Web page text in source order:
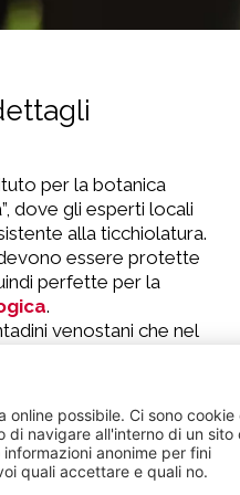
per la botanica
dove gli esperti locali
alla ticchiolatura.
essere protette
perfette per la
.
venostani che nel
anche nella
amare dappertutto.
contadini con ricchi